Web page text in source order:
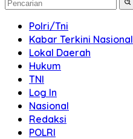
Polri/Tni
Kabar Terkini Nasional
Lokal Daerah
Hukum
TNI
Log In
Nasional
Redaksi
POLRI